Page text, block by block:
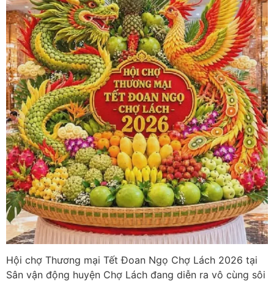
​Hội chợ Thương mại Tết Đoan Ngọ Chợ Lách 2026 tại
Sân vận động huyện Chợ Lách đang diễn ra vô cùng sôi